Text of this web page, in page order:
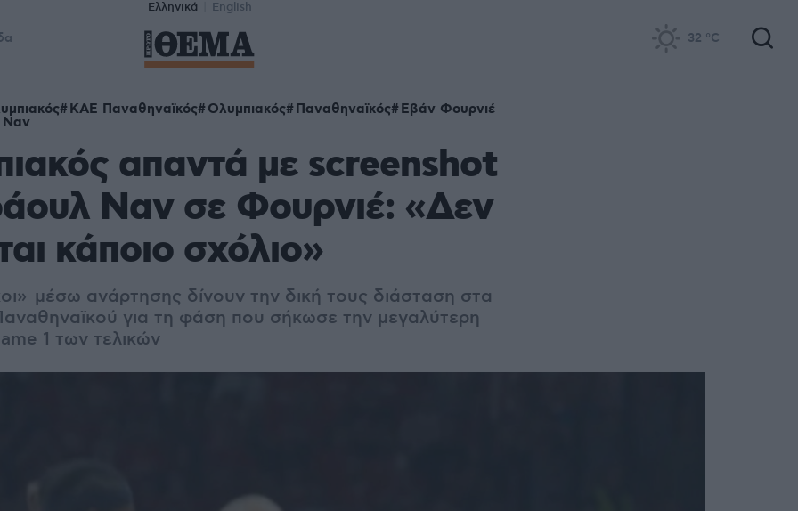
Ελληνικά English
32 °C
ΚΑΕ Παναθηναϊκός Ολυμπιακός Παναθηναϊκός Εβάν Φουρνιέ
Ναν
απαντά με screenshot
Ναν σε Φουρνιέ: «Δεν
κάποιο σχόλιο»
μέσω ανάρτησης δίνουν την δική τους διάσταση στα
για τη φάση που σήκωσε την μεγαλύτερη
1 των τελικών